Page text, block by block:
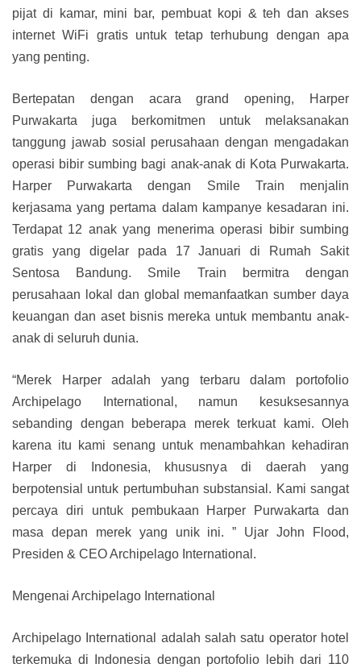
pijat di kamar, mini bar, pembuat kopi & teh dan akses
internet WiFi gratis untuk tetap terhubung dengan apa
yang penting.
Bertepatan dengan acara grand opening, Harper
Purwakarta juga berkomitmen untuk melaksanakan
tanggung jawab sosial perusahaan dengan mengadakan
operasi bibir sumbing bagi anak-anak di Kota Purwakarta.
Harper Purwakarta dengan Smile Train menjalin
kerjasama yang pertama dalam kampanye kesadaran ini.
Terdapat 12 anak yang menerima operasi bibir sumbing
gratis yang digelar pada 17 Januari di Rumah Sakit
Sentosa Bandung. Smile Train bermitra dengan
perusahaan lokal dan global memanfaatkan sumber daya
keuangan dan aset bisnis mereka untuk membantu anak-
anak di seluruh dunia.
“Merek Harper adalah yang terbaru dalam portofolio
Archipelago International, namun kesuksesannya
sebanding dengan beberapa merek terkuat kami. Oleh
karena itu kami senang untuk menambahkan kehadiran
Harper di Indonesia, khususnya di daerah yang
berpotensial untuk pertumbuhan substansial. Kami sangat
percaya diri untuk pembukaan Harper Purwakarta dan
masa depan merek yang unik ini. ” Ujar John Flood,
Presiden & CEO Archipelago International.
Mengenai Archipelago International
Archipelago International adalah salah satu operator hotel
terkemuka di Indonesia dengan portofolio lebih dari 110